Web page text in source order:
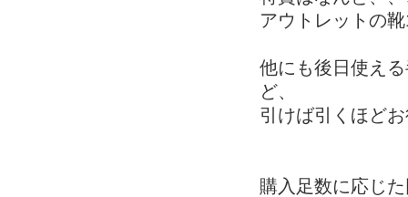
アウトレットの
他にも後日使え
ど、
引けば引くほど
購入足数に応じ